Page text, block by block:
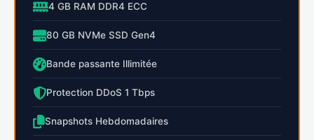
4 GB RAM DDR4 ECC
80 GB NVMe SSD Gen4
Bande passante Illimitée
Protection DDoS 1 Tbps
Snapshots Hebdomadaires